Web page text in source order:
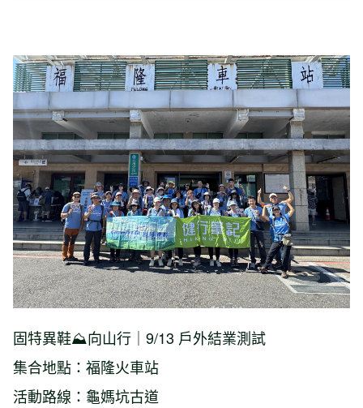
固特異鞋⛰️向山行｜9/13 戶外結業測試
集合地點：福隆火車站
活動路線：龜媽坑古道